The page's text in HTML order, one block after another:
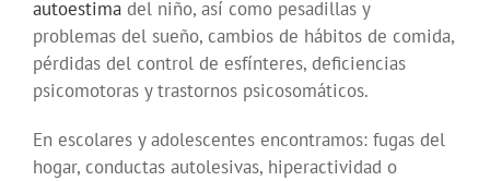
autoestima del niño, así como pesadillas y
problemas del sueño, cambios de hábitos de comida,
pérdidas del control de esfínteres, deficiencias
psicomotoras y trastornos psicosomáticos.
En escolares y adolescentes encontramos: fugas del
hogar, conductas autolesivas, hiperactividad o